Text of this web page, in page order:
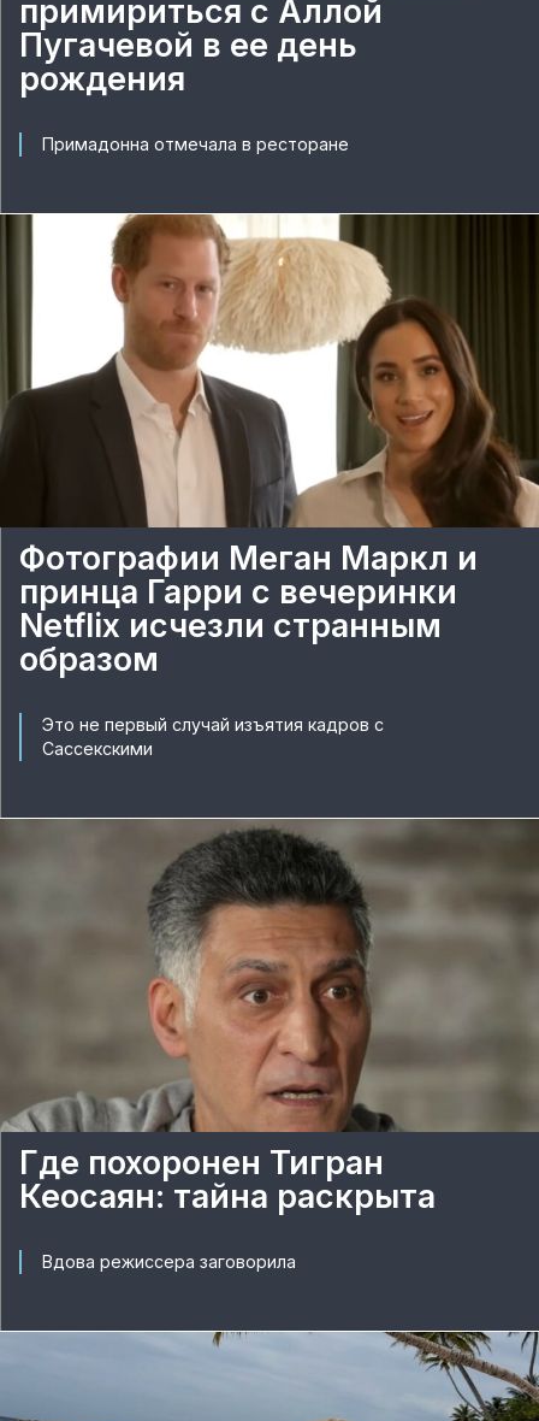
примириться с Аллой
Пугачевой в ее день
рождения
Примадонна отмечала в ресторане
Фотографии Меган Маркл и
принца Гарри с вечеринки
Netflix исчезли странным
образом
Это не первый случай изъятия кадров с
Сассекскими
Где похоронен Тигран
Кеосаян: тайна раскрыта
Вдова режиссера заговорила